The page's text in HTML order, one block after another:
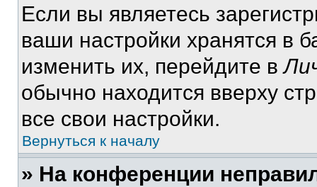
Если вы являетесь
ваши настройки хранятся в
изменить их, перейдите в
обычно находится вверху
все свои настройки.
Вернуться к началу
» На конференции